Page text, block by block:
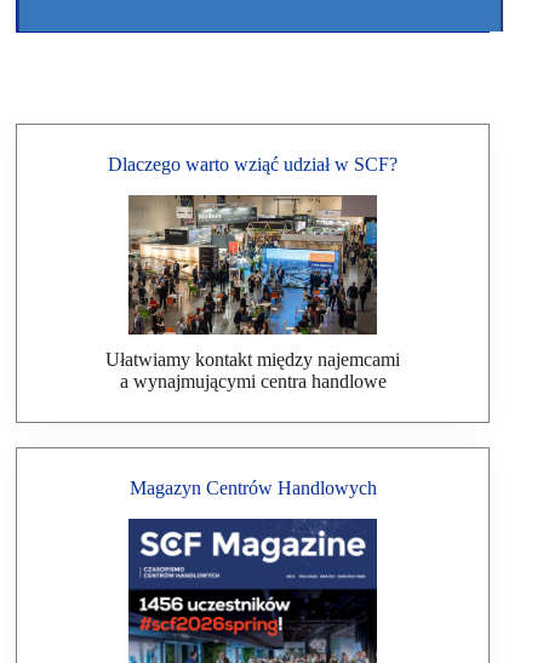
Dlaczego warto wziąć udział w SCF?
Ułatwiamy kontakt między najemcami
a wynajmującymi centra handlowe
Magazyn Centrów Handlowych